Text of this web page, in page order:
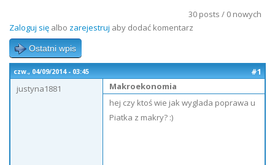
30 posts / 0 nowych
Zaloguj się albo zarejestruj aby dodać komentarz
Ostatni wpis
czw., 04/09/2014 - 03:45
#1
justyna1881
Makroekonomia
hej czy ktoś wie jak wyglada poprawa u
Piatka z makry? :)